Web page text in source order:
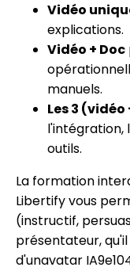
Vidéo
explications.
Vidéo + Doc
manuels.
Les 3
l'intégration,
outils.
La formation
Libertify vous
(instructif,
présentateur, qu'il
d'unavatar